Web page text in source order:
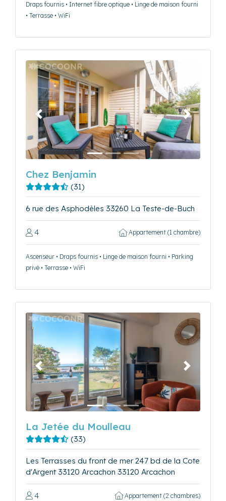
Draps fournis • Internet fibre optique • Linge de maison fourni
• Terrasse • WiFi
Précédent Suivant
Chez Benjamin
(31)
6 rue des Asphodèles 33260 La Teste-de-Buch
4 Appartement (1 chambre)
Ascenseur • Draps fournis • Linge de maison fourni • Parking
privé • Terrasse • WiFi
Précédent Suivant
La Jetée du Moulleau
(33)
Les Terrasses du front de mer 247 bd de la Cote
d'Argent 33120 Arcachon 33120 Arcachon
4 Appartement (2 chambres)